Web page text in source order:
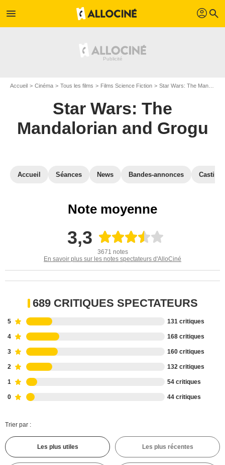
menu profil search
Accueil Cinéma Tous les films Films Science Fiction Star Wars: The Mandalorian and Grogu
Star Wars: The
Mandalorian and Grogu
Accueil Séances News Bandes-annonces Casting
Note moyenne
3,3
3671 notes
En savoir plus sur les notes spectateurs d'AlloCiné
689 CRITIQUES SPECTATEURS
5 131 critiques
4 168 critiques
3 160 critiques
2 132 critiques
1 54 critiques
0 44 critiques
Trier par :
Les plus utiles Les plus récentes